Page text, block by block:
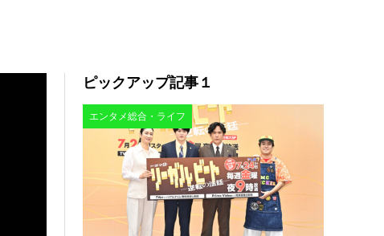
ピックアップ記事１
エンタメ総合・ライフ